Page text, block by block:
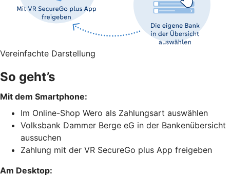
Vereinfachte Darstellung
So geht’s
Mit dem Smartphone:
Im Online-Shop Wero als Zahlungsart auswählen
Volksbank Dammer Berge eG in der Bankenübersicht
aussuchen
Zahlung mit der VR SecureGo plus App freigeben
Am Desktop: